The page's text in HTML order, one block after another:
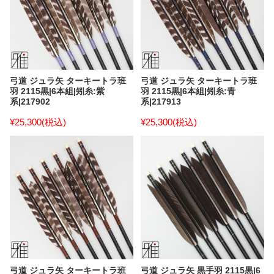
弓道 ジュラ矢 ターキートラ班
羽 2115黒|6本組|矧糸:紫
系|217902
¥25,300(税込)
弓道 ジュラ矢 ターキートラ班
羽 2115黒|6本組|矧糸:青
系|217913
¥25,300(税込)
弓道 ジュラ矢 ターキートラ班 弓道 ジュラ矢 黒手羽 2115黒|6